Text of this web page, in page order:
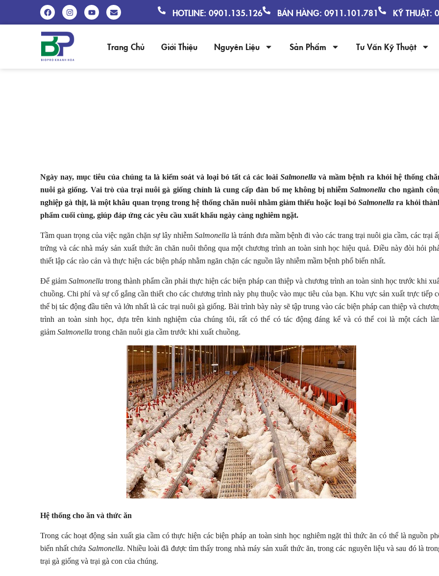
HOTLINE: 0901.135.126 BÁN HÀNG: 0911.101.781 KỸ THUẬT:
Trang Chủ Giới Thiệu Nguyên Liệu Sản Phẩm Tư Vấn Kỹ Thuật
Ngày nay, mục tiêu của chúng ta là kiểm soát và loại bỏ tất cả các loài Salmonella và mầm bệnh ra khỏi hệ thống
nuôi gà giống. Vai trò của trại nuôi gà giống chính là cung cấp đàn bố mẹ không bị nhiễmSalmonella cho ngành
nghiệp gà thịt, là một khâu quan trọng trong hệ thống chăn nuôi nhằm giảm thiểu hoặc loại bỏSalmonella ra khỏi
phẩm cuối cùng, giúp đáp ứng các yêu cầu xuất khẩu ngày càng nghiêm ngặt.
Tầm quan trọng của việc ngăn chặn sự lây nhiễm Salmonella là tránh đưa mầm bệnh đi vào các trang trại nuôi gia cầm, các trại
trứng và các nhà máy sản xuất thức ăn chăn nuôi thông qua một chương trình an toàn sinh học hiệu quả. Điều này đòi hỏi
thiết lập các rào cản và thực hiện các biện pháp nhằm ngăn chặn các nguồn lây nhiễm mầm bệnh phổ biến nhất.
Để giảmSalmonella trong thành phẩm cần phải thực hiện các biện pháp can thiệp và chương trình an toàn sinh học trước khi
chuồng. Chi phí và sự cố gắng cần thiết cho các chương trình này phụ thuộc vào mục tiêu của bạn. Khu vực sản xuất trực tiếp
thể bị tác động đầu tiên và lớn nhất là các trại nuôi gà giống. Bài trình bày này sẽ tập trung vào các biện pháp can thiệp và
trình an toàn sinh học, dựa trên kinh nghiệm của chúng tôi, rất có thể có tác động đáng kể và có thể coi là một cách
giảm Salmonella trong chăn nuôi gia cầm trước khi xuất chuồng.
Hệ thống cho ăn và thức ăn
Trong các hoạt động sản xuất gia cầm có thực hiện các biện pháp an toàn sinh học nghiêm ngặt thì thức ăn có thể là nguồn
biến nhất chứa Salmonella. Nhiều loài đã được tìm thấy trong nhà máy sản xuất thức ăn, trong các nguyên liệu và sau đó là
trại gà giống và trại gà con của chúng.